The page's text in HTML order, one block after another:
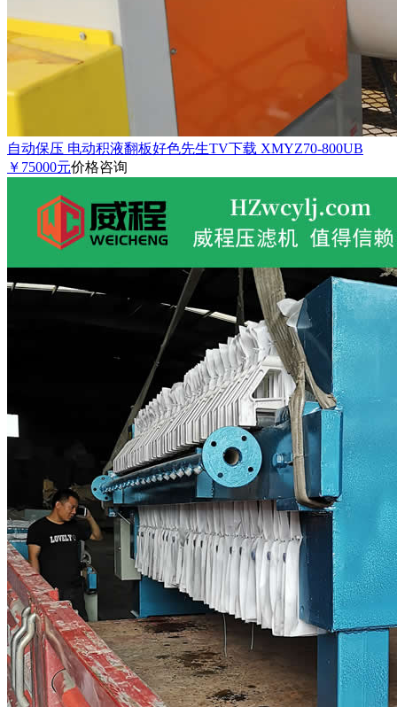
自动保压 电动积液翻板好色先生TV下载 XMYZ70-800UB
￥75000元价格咨询